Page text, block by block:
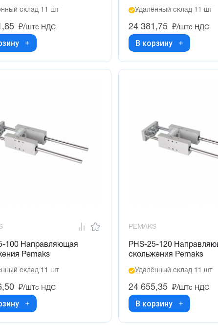
склад 11 шт
₽/штс НДС
Удалённый склад 11 шт
24 381,75 ₽/штс НДС
В корзину
100 Направляющая
Pemaks
склад 11 шт
₽/штс НДС
PEMAKS
PHS-25-120
скольжения Pemaks
Удалённый склад 11 шт
24 655,35 ₽/штс НДС
В корзину